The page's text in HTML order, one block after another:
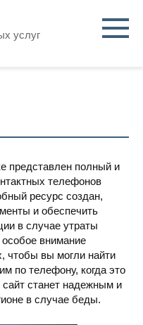
услуг
представлен полный и
телефонов
ресурс создан,
и обеспечить
в случае утраты
внимание
чтобы вы могли найти
по телефону, когда это
станет надежным и
в случае беды.